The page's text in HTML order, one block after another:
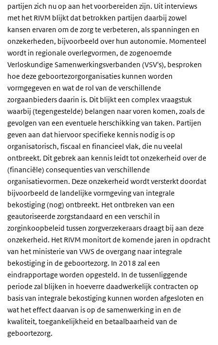
partijen zich nu op aan het voorbereiden zijn. Uit interviews
met het RIVM blijkt dat betrokken partijen daarbij zowel
kansen ervaren om de zorg te verbeteren, als spanningen en
onzekerheden, bijvoorbeeld over hun autonomie. Momenteel
wordt in regionale overlegvormen, de zogenoemde
Verloskundige Samenwerkingsverbanden (VSV's), besproken
hoe deze geboortezorgorganisaties kunnen worden
vormgegeven en wat de rol van de verschillende
zorgaanbieders daarin is. Dit blijkt een complex vraagstuk
waarbij (tegengestelde) belangen naar voren komen, zoals de
gevolgen van een eventuele herschikking van taken. Partijen
geven aan dat hiervoor specifieke kennis nodig is op
organisatorisch, fiscaal en financieel vlak, die nu veelal
ontbreekt. Dit gebrek aan kennis leidt tot onzekerheid over de
(financiële) consequenties van verschillende
organisatievormen. Deze onzekerheid wordt versterkt doordat
bijvoorbeeld de landelijke vormgeving van integrale
bekostiging (nog) ontbreekt. Het ontbreken van een
geautoriseerde zorgstandaard en een verschil in
zorginkoopbeleid tussen zorgverzekeraars draagt bij aan deze
onzekerheid. Het RIVM monitort de komende jaren in opdracht
van het ministerie van VWS de overgang naar integrale
bekostiging in de geboortezorg. In 2018 zal een
eindrapportage worden opgesteld. In de tussenliggende
periode zal blijken in hoeverre daadwerkelijk contracten op
basis van integrale bekostiging kunnen worden afgesloten en
wat het effect daarvan is op de samenwerking in en de
kwaliteit, toegankelijkheid en betaalbaarheid van de
geboortezorg.